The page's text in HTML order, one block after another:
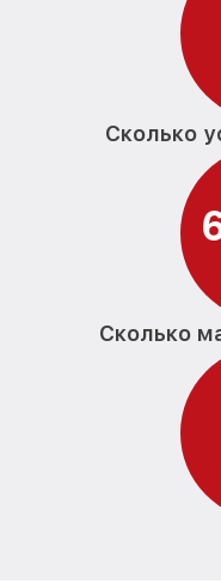
Сколько
Сколько